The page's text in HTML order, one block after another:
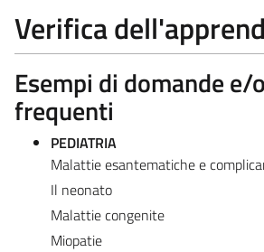
Verifica
Esempi di domande e/
frequenti
PEDIATRIA
Malattie esantematiche e
Il neonato
Malattie congenite
Miopatie